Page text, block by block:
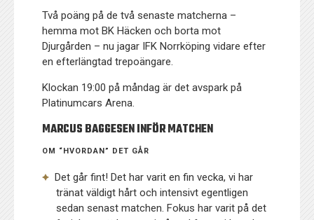
Två poäng på de två senaste matcherna –
hemma mot BK Häcken och borta mot
Djurgården – nu jagar IFK Norrköping vidare efter
en efterlängtad trepoängare.
Klockan 19:00 på måndag är det avspark på
Platinumcars Arena.
MARCUS BAGGESEN INFÖR MATCHEN
OM “HVORDAN” DET GÅR
Det går fint! Det har varit en fin vecka, vi har
tränat väldigt hårt och intensivt egentligen
sedan senast matchen. Fokus har varit på det